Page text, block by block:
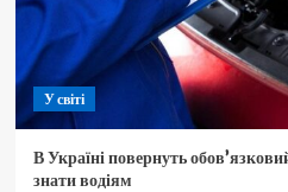
У світі
В Україні повернуть
знати водіям